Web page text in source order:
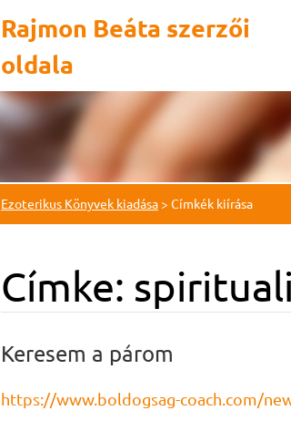
Rajmon Beáta szerzői
oldala
Ezoterikus Könyvek kiadása> Címkék kiírása
Címke:
Keresem a párom
https://www.boldogsag-coach.com/